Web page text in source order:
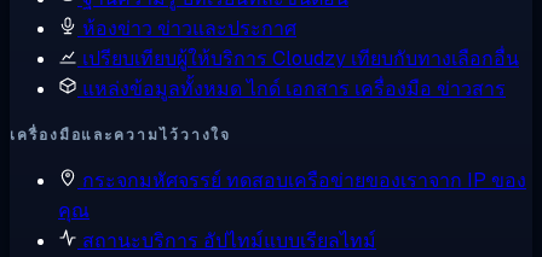
ห้องข่าว ข่าวและประกาศ
เปรียบเทียบผู้ให้บริการ Cloudzy เทียบกับทางเลือกอื่น
แหล่งข้อมูลทั้งหมดไกด์ เอกสาร เครื่องมือ ข่าวสาร
เครื่องมือและความไว้วางใจ
กระจกมหัศจรรย์ ทดสอบเครือข่ายของเราจาก IP ของ
คุณ
สถานะบริการ อัปไทม์แบบเรียลไทม์